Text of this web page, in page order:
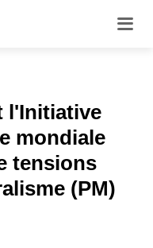
l'Initiative
mondiale
tensions
(PM)